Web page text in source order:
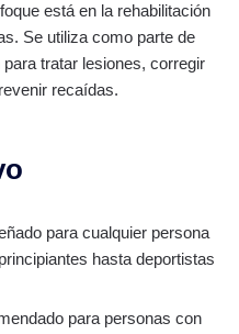
está en la rehabilitación
Se utiliza como parte de
tratar lesiones, corregir
recaídas.
para cualquier persona
hasta deportistas
para personas con